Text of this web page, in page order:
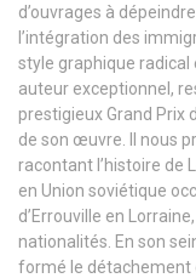
d’ouvrages à
l’intégration des
style graphique radical
auteur exceptionnel,
prestigieux Grand Prix
de son œuvre. Il nous
racontant l’histoire de
en Union soviétique
d’Errouville en
nationalités. En son
formé le détachement